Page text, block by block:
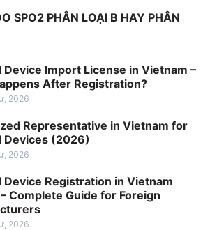
SPO2 PHÂN LOẠI B HAY PHÂN
Device Import License in Vietnam –
After Registration?
2026
Representative in Vietnam for
Devices (2026)
2026
Device Registration in Vietnam
Complete Guide for Foreign
2026